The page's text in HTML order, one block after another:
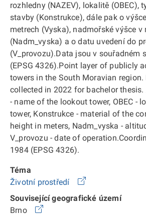
rozhledny (NAZEV), lokalitě (OBEC),
stavby (Konstrukce), dále pak o
metrech (Vyska), nadmořské výšce v
(Nadm_vyska) a o datu uvedení do
(V_provozu).Data jsou v souřadném
(EPSG 4326).Point layer of publicly
towers in the South Moravian region.
collected in 2022 for bachelor thesis.
- name of the lookout tower, OBEC -
tower, Konstrukce - material of the
height in meters, Nadm_vyska -
V_provozu - date of
1984 (EPSG 4326).
Téma
Životní prostředí
Související geografické území
Brno